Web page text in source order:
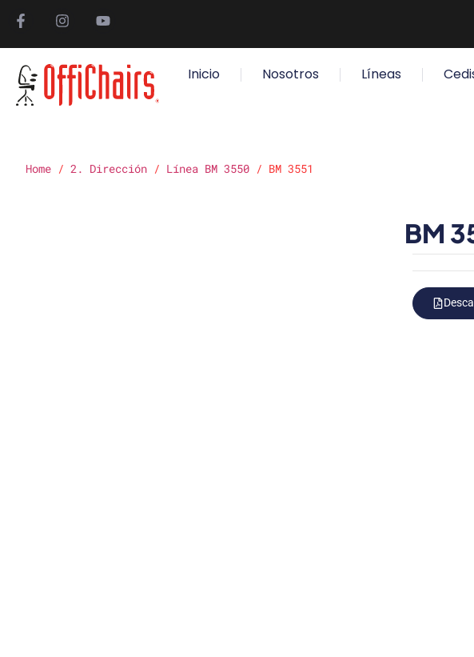
Inicio Nosotros Líneas
Home / 2. Dirección / Línea BM 3550 / BM 3551
BM